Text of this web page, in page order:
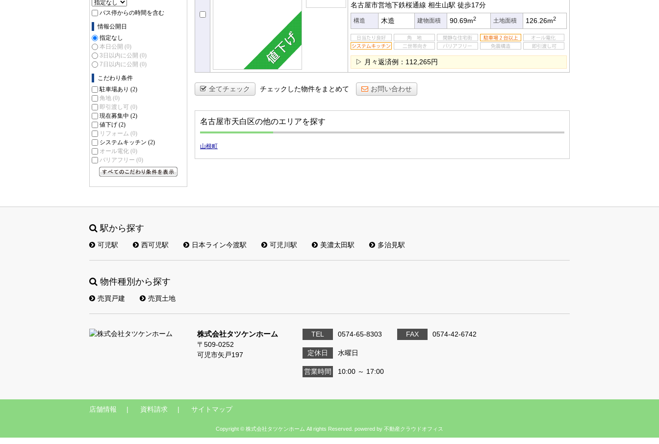
バス停からの時間を含む
情報公開日
指定なし
本日公開 (0)
3日以内に公開 (0)
7日以内に公開 (0)
こだわり条件
駐車場あり (2)
角地 (0)
即引渡し可 (0)
現在募集中 (2)
値下げ (2)
リフォーム (0)
システムキッチン (2)
オール電化 (0)
バリアフリー (0)
名古屋市営地下鉄桜通線 相生山駅 徒歩17分
構造 木造 建物面積 90.69m2 土地面積 126.26m2
▷ 月々返済例：112,265円
全てチェック チェックした物件をまとめて お問い合わせ
名古屋市天白区の他のエリアを探す
山根町
駅から探す
可児駅 西可児駅 日本ライン今渡駅 可児川駅 美濃太田駅 多治見駅
物件種別から探す
売買戸建 売買土地
株式会社タツケンホーム
〒509-0252
可児市矢戸197
TEL 0574-65-8303 FAX 0574-42-6742
定休日 水曜日
営業時間 10:00 ～ 17:00
店舗情報 資料請求 サイトマップ
Copyright © 株式会社タツケンホーム All rights Reserved. powered by 不動産クラウドオフィス